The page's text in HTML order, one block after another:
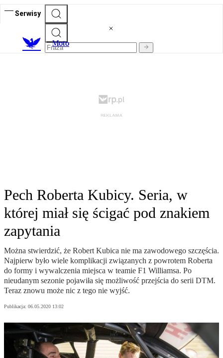
Serwisy
Moto
Pech Roberta Kubicy. Seria, w
której miał się ścigać pod znakiem
zapytania
Można stwierdzić, że Robert Kubica nie ma zawodowego szczęścia.
Najpierw było wiele komplikacji związanych z powrotem Roberta
do formy i wywalczenia miejsca w teamie F1 Williamsa. Po
nieudanym sezonie pojawiła się możliwość przejścia do serii DTM.
Teraz znowu może nic z tego nie wyjść.
Publikacja: 06.05.2020 13:02